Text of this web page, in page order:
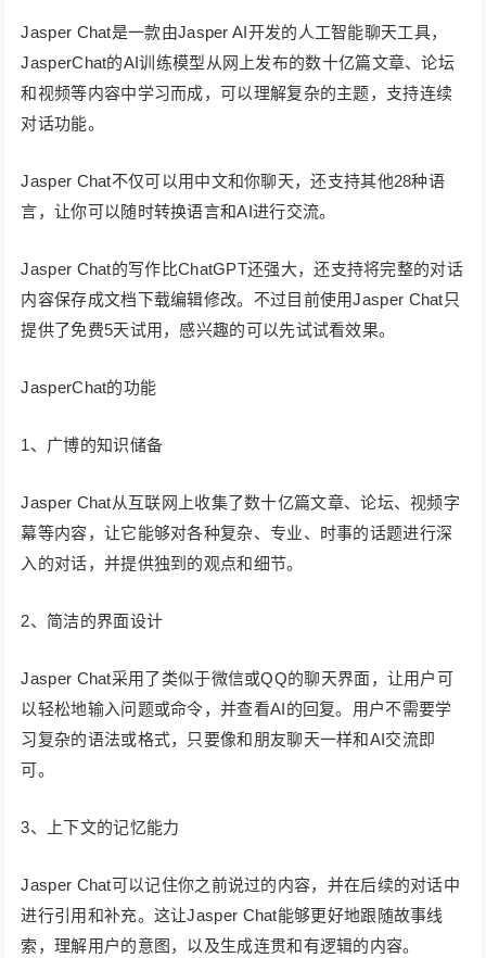
Jasper Chat是一款由Jasper AI开发的人工智能聊天工具，
JasperChat的AI训练模型从网上发布的数十亿篇文章、论坛
和视频等内容中学习而成，可以理解复杂的主题，支持连续
对话功能。
Jasper Chat不仅可以用中文和你聊天，还支持其他28种语
言，让你可以随时转换语言和AI进行交流。
Jasper Chat的写作比ChatGPT还强大，还支持将完整的对话
内容保存成文档下载编辑修改。不过目前使用Jasper Chat只
提供了免费5天试用，感兴趣的可以先试试看效果。
JasperChat的功能
1、广博的知识储备
Jasper Chat从互联网上收集了数十亿篇文章、论坛、视频字
幕等内容，让它能够对各种复杂、专业、时事的话题进行深
入的对话，并提供独到的观点和细节。
2、简洁的界面设计
Jasper Chat采用了类似于微信或QQ的聊天界面，让用户可
以轻松地输入问题或命令，并查看AI的回复。用户不需要学
习复杂的语法或格式，只要像和朋友聊天一样和AI交流即
可。
3、上下文的记忆能力
Jasper Chat可以记住你之前说过的内容，并在后续的对话中
进行引用和补充。这让Jasper Chat能够更好地跟随故事线
索，理解用户的意图，以及生成连贯和有逻辑的内容。